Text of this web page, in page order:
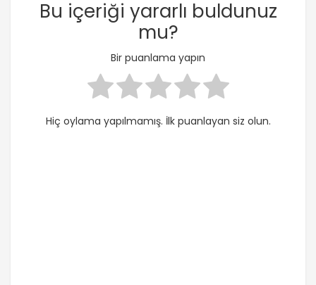
Bu içeriği yararlı buldunuz
mu?
Bir puanlama yapın
Hiç oylama yapılmamış. İlk puanlayan siz olun.